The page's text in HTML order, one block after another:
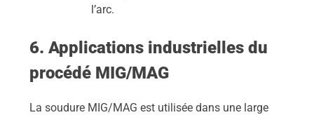
l’arc.
6. Applications industrielles du
procédé MIG/MAG
La soudure MIG/MAG est utilisée dans une large